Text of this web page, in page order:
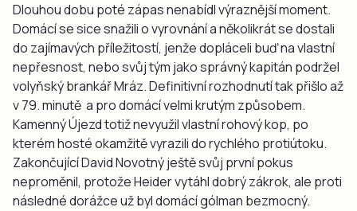
Dlouhou dobu poté zápas nenabídl výraznější moment.
Domácí se sice snažili o vyrovnání a několikrát se dostali
do zajímavých příležitostí, jenže dopláceli buď na vlastní
nepřesnost, nebo svůj tým jako správný kapitán podržel
volyňský brankář Mráz. Definitivní rozhodnutí tak přišlo až
v 79. minutě a pro domácí velmi krutým způsobem.
Kamenný Újezd totiž nevyužil vlastní rohový kop, po
kterém hosté okamžitě vyrazili do rychlého protiútoku.
Zakončující David Novotný ještě svůj první pokus
neproměnil, protože Heider vytáhl dobrý zákrok, ale proti
následné dorážce už byl domácí gólman bezmocný.